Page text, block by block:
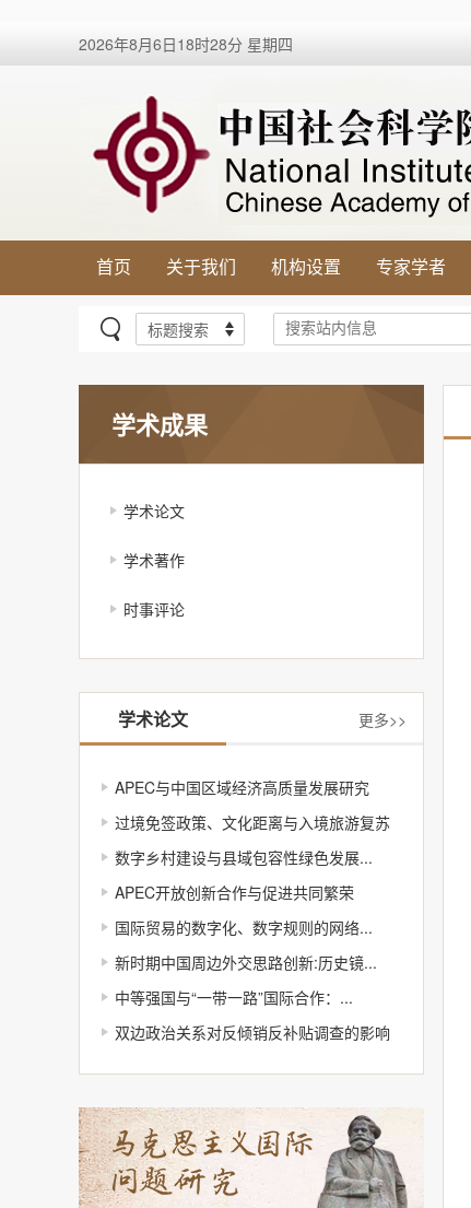
2026年8月6日18时28分 星期四
首页 关于我们 机构设置 专家学者
学术成果
学术论文
学术著作
时事评论
学术论文 更多>>
APEC与中国区域经济高质量发展研究
过境免签政策、文化距离与入境旅游复苏
数字乡村建设与县域包容性绿色发展...
APEC开放创新合作与促进共同繁荣
国际贸易的数字化、数字规则的网络...
新时期中国周边外交思路创新:历史镜...
中等强国与“一带一路”国际合作：...
双边政治关系对反倾销反补贴调查的影响